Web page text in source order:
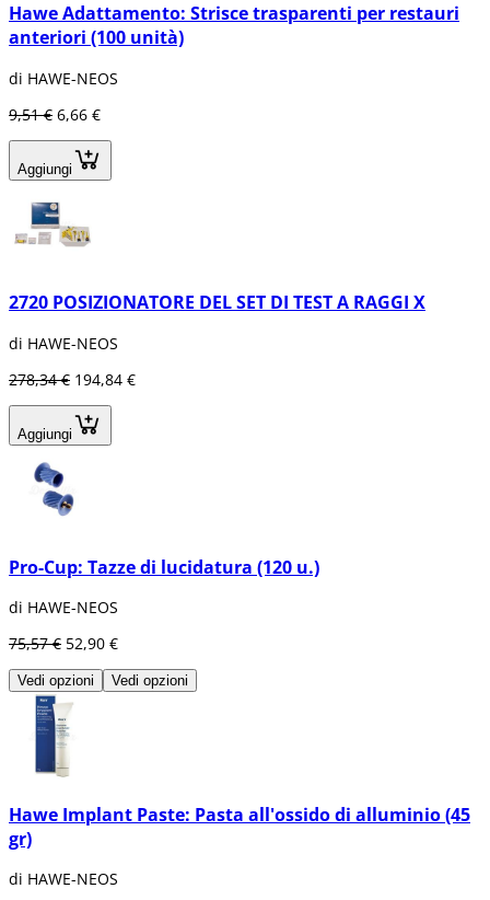
Hawe Adattamento: Strisce trasparenti per restauri
anteriori (100 unità)
di HAWE-NEOS
9,51 € 6,66 €
Aggiungi
2720 POSIZIONATORE DEL SET DI TEST A RAGGI X
di HAWE-NEOS
278,34 € 194,84 €
Aggiungi
Pro-Cup: Tazze di lucidatura (120 u.)
di HAWE-NEOS
75,57 € 52,90 €
Vedi opzioni Vedi opzioni
Hawe Implant Paste: Pasta all'ossido di alluminio (45
gr)
di HAWE-NEOS